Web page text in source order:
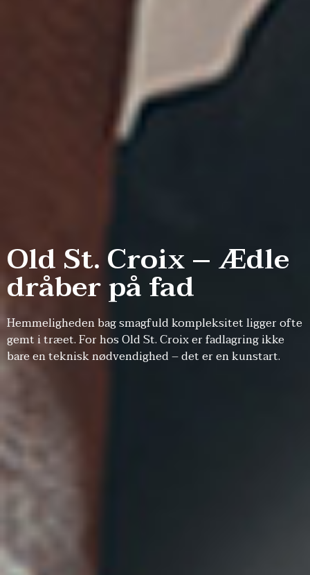
Old St. Croix – Ædle
dråber på fad
Hemmeligheden bag smagfuld kompleksitet ligger ofte
gemt i træet. For hos Old St. Croix er fadlagring ikke
bare en teknisk nødvendighed – det er en kunstart.